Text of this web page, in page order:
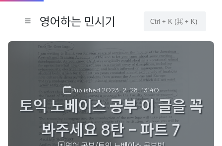
영어하는 민시기
Published 2023. 2. 28. 13:40
토익 노베이스 공부 이 글을 꼭
봐주세요 8탄 - 파트 7